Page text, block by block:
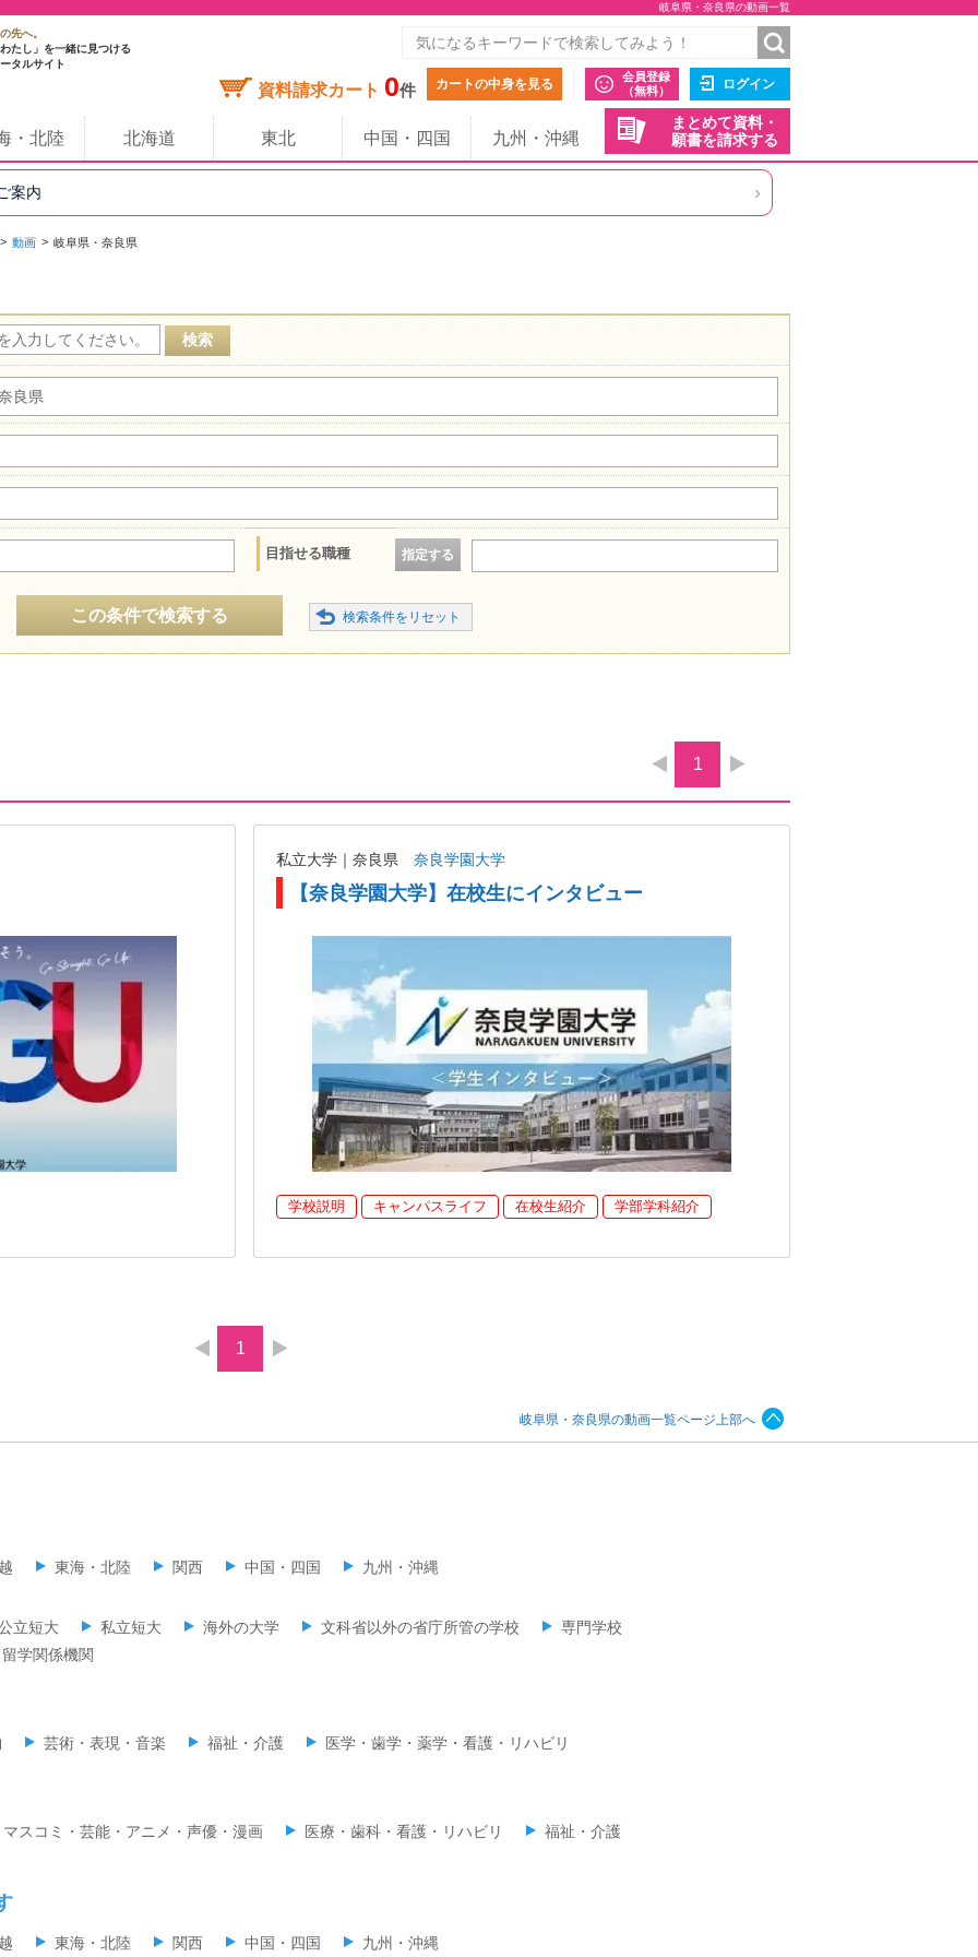
岐阜県・奈良県の動画一覧
先へ。
たし」を一緒に見つける
タルサイト
資料請求カート 0件 カートの中身を見る
会員登録
（無料）
ログイン
まとめて資料・
願書を請求する
・北陸 北海道 東北 中国・四国 九州・沖縄
案内 ›
動画 岐阜県・奈良県
良県
目指せる職種 指定する
この条件で検索する
1
私立大学｜奈良県 奈良学園大学
【奈良学園大学】在校生にインタビュー
学校説明 キャンパスライフ 在校生紹介 学部学科紹介
1
岐阜県・奈良県の動画一覧ページ上部へ
東海・北陸 関西 中国・四国 九州・沖縄
立短大 私立短大 海外の大学 文科省以外の省庁所管の学校
専門学校
留学関係機関
芸術・表現・音楽 福祉・介護 医学・歯学・薬学・看護・リハビリ
マスコミ・芸能・アニメ・声優・漫画 医療・歯科・看護・リハビリ 福祉・介護
東海・北陸 関西 中国・四国 九州・沖縄